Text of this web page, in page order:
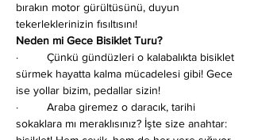
bırakın motor gürültüsünü, duyun
tekerleklerinizin fısıltısını!
Neden mi Gece Bisiklet Turu?
·         Çünkü gündüzleri o kalabalıkta bisiklet
sürmek hayatta kalma mücadelesi gibi! Gece
ise yollar bizim, pedallar sizin!
·         Araba giremez o daracık, tarihi
sokaklara mı meraklısınız? İşte size anahtar: